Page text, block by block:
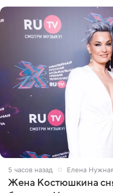
5 часов назад Елена
Жена Костюшкина